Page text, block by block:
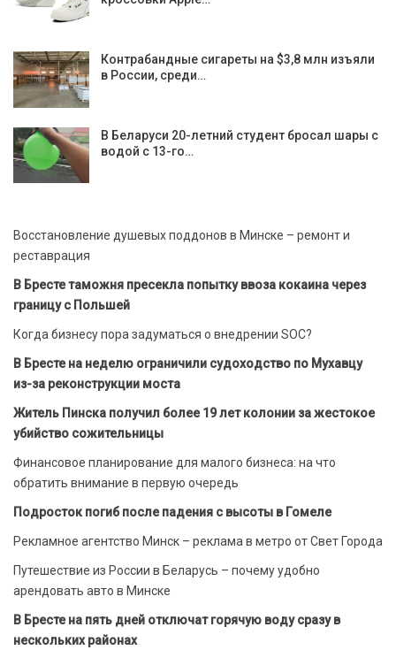
Контрабандные сигареты на $3,8 млн изъяли
в России, среди…
В Беларуси 20-летний студент бросал шары с
водой с 13-го…
Восстановление душевых поддонов в Минске – ремонт и
реставрация
В Бресте таможня пресекла попытку ввоза кокаина через
границу с Польшей
Когда бизнесу пора задуматься о внедрении SOC?
В Бресте на неделю ограничили судоходство по Мухавцу
из-за реконструкции моста
Житель Пинска получил более 19 лет колонии за жестокое
убийство сожительницы
Финансовое планирование для малого бизнеса: на что
обратить внимание в первую очередь
Подросток погиб после падения с высоты в Гомеле
Рекламное агентство Минск – реклама в метро от Свет Города
Путешествие из России в Беларусь – почему удобно
арендовать авто в Минске
В Бресте на пять дней отключат горячую воду сразу в
нескольких районах